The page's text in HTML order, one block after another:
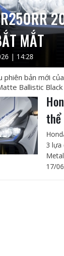
MẮT
| 14:28
phiên bản mới
Ballistic
3 lựa
17/